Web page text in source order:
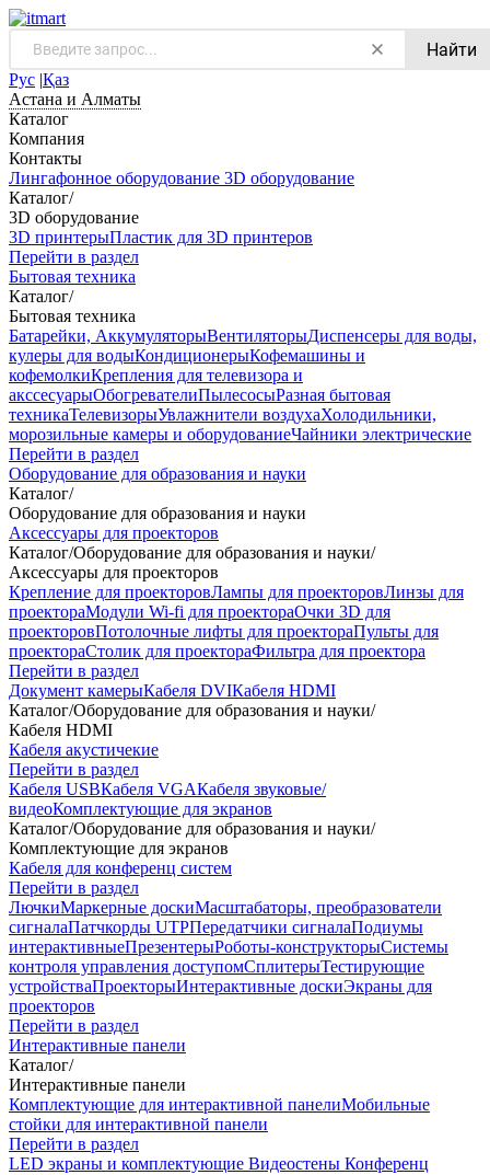
Найти
Рус |Қаз
Астана и Алматы
Каталог
Компания
Контакты
Лингафонное оборудование 3D оборудование
Каталог/
3D оборудование
3D принтерыПластик для 3D принтеров
Перейти в раздел
Бытовая техника
Каталог/
Бытовая техника
Батарейки, АккумуляторыВентиляторыДиспенсеры для воды,
кулеры для водыКондиционерыКофемашины и
кофемолкиКрепления для телевизора и
акссесуарыОбогревателиПылесосыРазная бытовая
техникаТелевизорыУвлажнители воздухаХолодильники,
морозильные камеры и оборудованиеЧайники электрические
Перейти в раздел
Оборудование для образования и науки
Каталог/
Оборудование для образования и науки
Аксессуары для проекторов
Каталог/Оборудование для образования и науки/
Аксессуары для проекторов
Крепление для проекторовЛампы для проекторовЛинзы для
проектораМодули Wi-fi для проектораОчки 3D для
проекторовПотолочные лифты для проектораПульты для
проектораСтолик для проектораФильтра для проектора
Перейти в раздел
Документ камерыКабеля DVIКабеля HDMI
Каталог/Оборудование для образования и науки/
Кабеля HDMI
Кабеля акустичекие
Перейти в раздел
Кабеля USBКабеля VGAКабеля звуковые/
видеоКомплектующие для экранов
Каталог/Оборудование для образования и науки/
Комплектующие для экранов
Кабеля для конференц систем
Перейти в раздел
ЛючкиМаркерные доскиМасштабаторы, преобразователи
сигналаПатчкорды UTPПередатчики сигналаПодиумы
интерактивныеПрезентерыРоботы-конструкторыСистемы
контроля управления доступомСплитерыТестирующие
устройстваПроекторыИнтерактивные доскиЭкраны для
проекторов
Перейти в раздел
Интерактивные панели
Каталог/
Интерактивные панели
Комплектующие для интерактивной панелиМобильные
стойки для интерактивной панели
Перейти в раздел
LED экраны и комплектующие Видеостены Конференц